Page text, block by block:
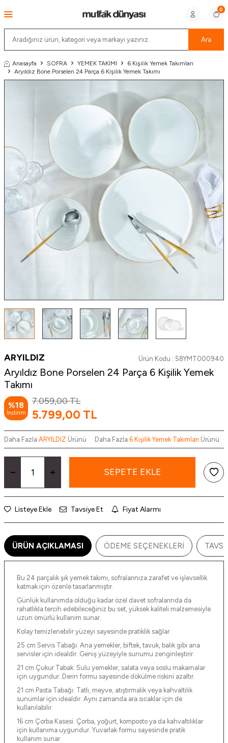
Ara
0
Anasayfa SOFRA YEMEK TAKIMI
6 Kişilik Yemek Takımları
Aryıldız Bone Porselen 24 Parça 6 Kişilik Yemek Takımı
ARYILDIZ Ürün Kodu : 58YMT000940
Aryıldız Bone Porselen 24 Parça 6 Kişilik Yemek
Takımı
%18
İndirim
7.059,00TL
5.799,00 TL
Daha Fazla ARYILDIZ Ürünü Daha Fazla 6 Kişilik Yemek Takımları Ürünü
SEPETE EKLE
Listeye Ekle Tavsiye Et Fiyat Alarmı
ÜRÜN AÇIKLAMASI ÖDEME SEÇENEKLERI
Bu 24 parçalık şık yemek takımı, sofralarınıza zarafet ve işlevsellik
katmak için özenle tasarlanmıştır.
Günlük kullanımda olduğu kadar özel davet sofralarında da
rahatlıkla tercih edebileceğiniz bu set, yüksek kaliteli malzemesiyle
uzun ömürlü kullanım sunar.
Kolay temizlenebilir yüzeyi sayesinde pratiklik sağlar.
25 cm Servis Tabağı: Ana yemekler, biftek, tavuk, balık gibi ana
servisler için idealdir. Geniş yüzeyiyle sunumu zenginleştirir.
21 cm Çukur Tabak: Sulu yemekler, salata veya soslu makarnalar
için uygundur. Derin formu sayesinde dökülme riskini azaltır.
21 cm Pasta Tabağı: Tatlı, meyve, atıştırmalık veya kahvaltılık
sunumlar için idealdir. Aynı zamanda ara sıcaklar için de
kullanılabilir.
16 cm Çorba Kasesi: Çorba, yoğurt, komposto ya da kahvaltılıklar
için kullanıma uygundur. Yuvarlak formu sayesinde pratik
kullanım sunar.